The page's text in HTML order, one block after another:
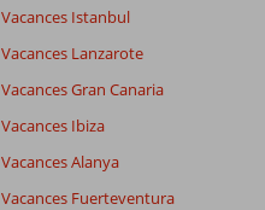
Vacances Istanbul
Vacances Lanzarote
Vacances Gran Canaria
Vacances Ibiza
Vacances Alanya
Vacances Fuerteventura